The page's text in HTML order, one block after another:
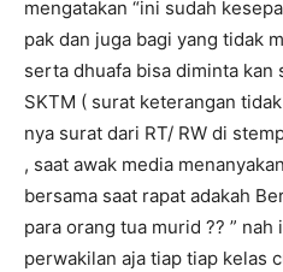
mengatakan “ini sudah
pak dan juga bagi yang tidak
serta dhuafa bisa diminta
SKTM ( surat keterangan
nya surat dari RT/ RW di
, saat awak media
bersama saat rapat adakah
para orang tua murid ?? ”
perwakilan aja tiap tiap kelas